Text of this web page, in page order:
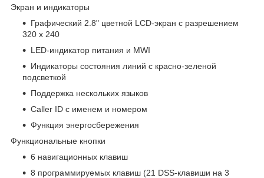
Экран и индикаторы
Графический 2.8" цветной LCD-экран с разрешением
320 х 240
LED-индикатор питания и MWI
Индикаторы состояния линий с красно-зеленой
подсветкой
Поддержка нескольких языков
Caller ID с именем и номером
Функция энергосбережения
Функциональные кнопки
6 навигационных клавиш
8 программируемых клавиш (21 DSS-клавиши на 3